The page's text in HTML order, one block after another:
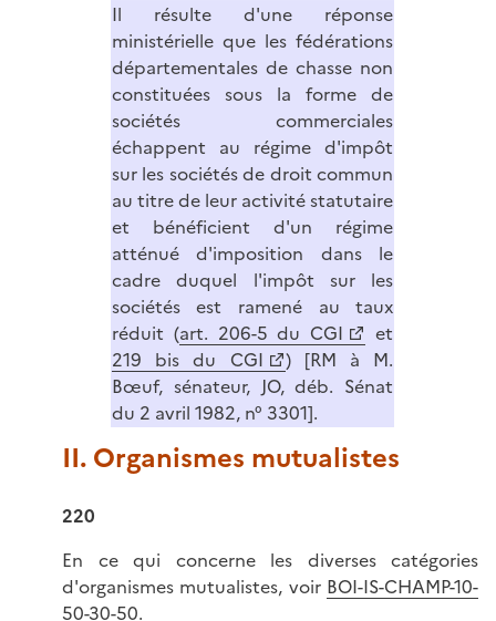
Il résulte d'une réponse
ministérielle que les fédérations
départementales de chasse non
constituées sous la forme de
sociétés commerciales
échappent au régime d'impôt
sur les sociétés de droit commun
au titre de leur activité statutaire
et bénéficient d'un régime
atténué d'imposition dans le
cadre duquel l'impôt sur les
sociétés est ramené au taux
réduit (art. 206-5 du CGI
et
219 bis du CGI
) [RM à M.
Bœuf, sénateur, JO, déb. Sénat
du 2 avril 1982, n° 3301].
II. Organismes mutualistes
220
En ce qui concerne les diverses catégories
d'organismes mutualistes, voir BOI-IS-CHAMP-10-
50-30-50.